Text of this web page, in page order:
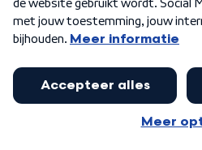
Algemene voorwaarden